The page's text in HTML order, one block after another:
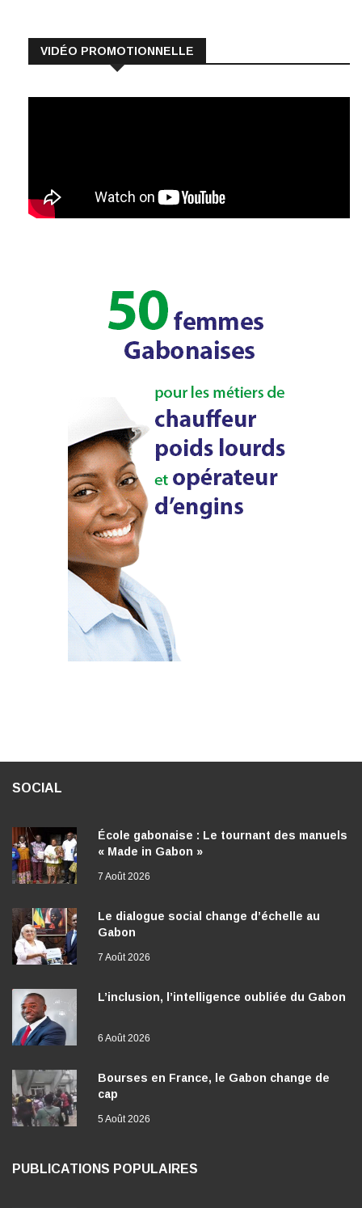
VIDÉO PROMOTIONNELLE
SOCIAL
École gabonaise : Le tournant des manuels
« Made in Gabon »
7 Août 2026
Le dialogue social change d’échelle au
Gabon
7 Août 2026
L’inclusion, l’intelligence oubliée du Gabon
6 Août 2026
Bourses en France, le Gabon change de
cap
5 Août 2026
PUBLICATIONS POPULAIRES